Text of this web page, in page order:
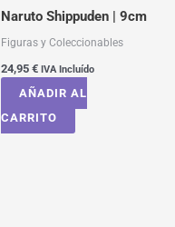
Naruto Shippuden | 9cm
Figuras y Coleccionables
24,95 € IVA Incluído
AÑADIR AL
CARRITO